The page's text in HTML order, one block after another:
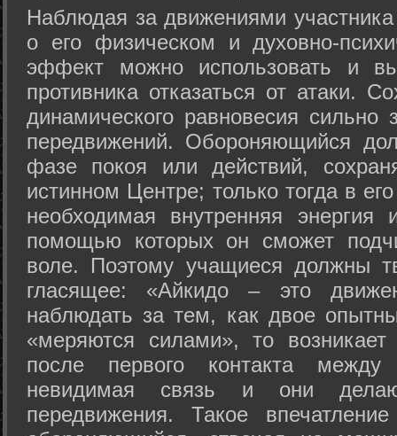
Hаблюдая за движениями
о его физическом и духовно-
эффект можно использовать и
противника отказаться от атаки.
динамического равновесия сильно
передвижений. Обороняющийся
фазе покоя или действий,
истинном Центре; только тогда в
необходимая внутренняя
помощью которых он сможет
воле. Поэтому учащиеся должны
гласящее: «Айкидо – это
наблюдать за тем, как двое
«меряются силами», то возникает
после первого контакта
невидимая связь и они
передвижения. Такое